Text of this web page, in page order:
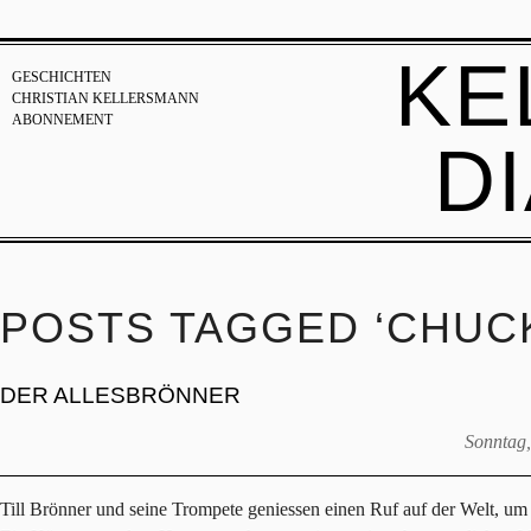
GESCHICHTEN
CHRISTIAN KELLERSMANN
ABONNEMENT
POSTS TAGGED
DER ALLESBRÖNNER
Till Brönner und seine Trompete geniessen einen Ruf auf der Welt,